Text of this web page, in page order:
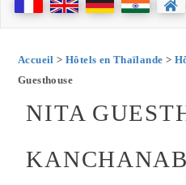
Accueil > Hôtels en Thaïlande >
Guesthouse
NITA